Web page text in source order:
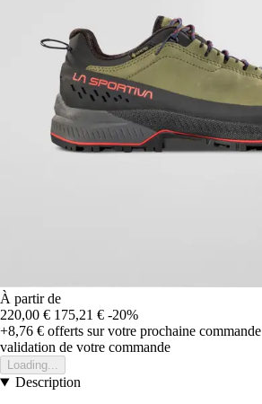
À partir de
220,00 € 175,21 € -20%
+8,76 € offerts sur votre prochaine commande
validation de votre commande
Loading...
Description